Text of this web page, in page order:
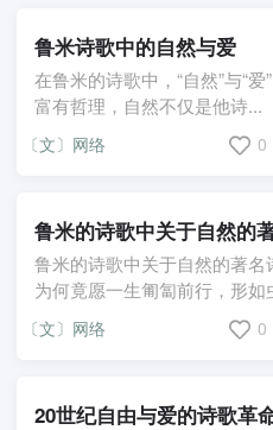
鲁米诗歌中的自然与爱
在鲁米的诗歌中，“自然”与“
富有哲理，自然不仅是他诗...
〔文〕网络 0
鲁米的诗歌中关于自然的
鲁米的诗歌中关于自然的著名
为何竟愿一生匍匐前行，形如
〔文〕网络 0
20世纪自由与爱的诗歌革